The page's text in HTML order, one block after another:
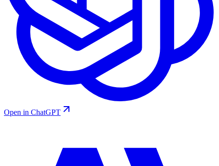
Open in ChatGPT